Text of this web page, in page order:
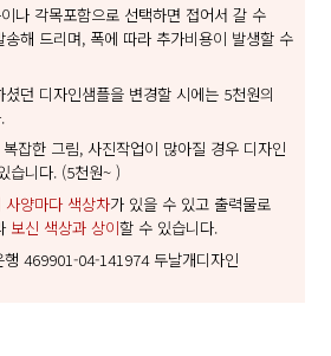
나 각목포함으로 선택하면 접어서 갈 수
송해 드리며, 폭에 따라 추가비용이 발생할 수
던 디자인샘플을 변경할 시에는 5천원의
잡한 그림, 사진작업이 많아질 경우 디자인
습니다. (5천원~ )
사양마다 색상차가 있을 수 있고 출력물로
보신 색상과 상이할 수 있습니다.
행 469901-04-141974 두날개디자인